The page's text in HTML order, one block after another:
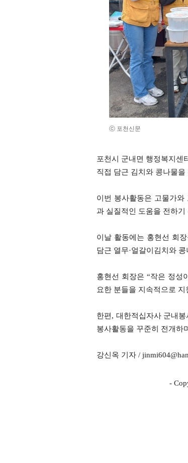
ⓒ 포천신문
포천시 군내면 행정복지센
직접 담근 김치와 콩나물
이번 봉사활동은 고물가
과 실질적인 도움을 전하기
이날 활동에는 홍현선 회
담근 열무·얼갈이김치와
홍현선 회장은 “작은 정성
요한 분들을 지속적으로
한편, 대한적십자사 군내
봉사활동을 꾸준히 전개하
강신옥 기자 /
-